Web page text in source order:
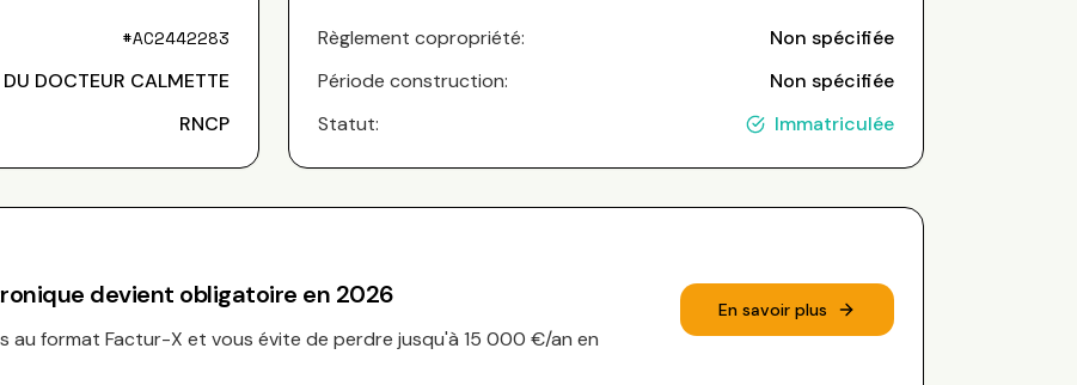
#AC2442283
DOCTEUR CALMETTE
RNCP
Règlement copropriété:
Non spécifiée
Période construction:
Non spécifiée
Statut:
Immatriculée
devient obligatoire en 2026
au format Factur-X et vous évite de perdre jusqu'à 15 000 €/an en
En savoir plus